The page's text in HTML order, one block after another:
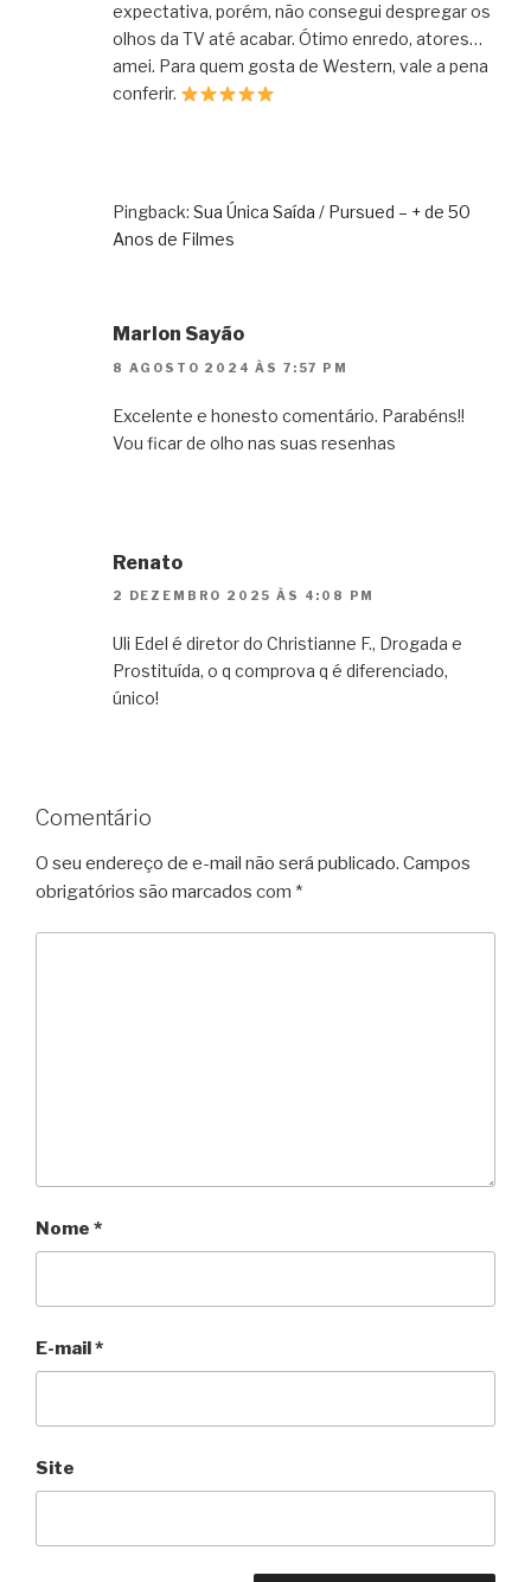
expectativa, porém, não consegui despregar os
olhos da TV até acabar. Ótimo enredo, atores…
amei. Para quem gosta de Western, vale a pena
conferir.
Pingback: Sua Única Saída / Pursued – + de 50
Anos de Filmes
Marlon Sayão
8 AGOSTO 2024 ÀS 7:57 PM
Excelente e honesto comentário. Parabéns!!
Vou ficar de olho nas suas resenhas
Renato
2 DEZEMBRO 2025 ÀS 4:08 PM
Uli Edel é diretor do Christianne F., Drogada e
Prostituída, o q comprova q é diferenciado,
único!
Comentário
O seu endereço de e-mail não será publicado. Campos
obrigatórios são marcados com *
Nome *
E-mail*
Site